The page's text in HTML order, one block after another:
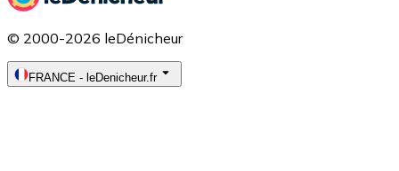
© 2000-2026 leDénicheur
FRANCE - leDenicheur.fr